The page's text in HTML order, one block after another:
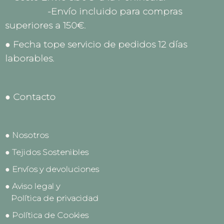
-Envío incluido para compras
superiores a 150€.
● Fecha tope servicio de pedidos 12 días
laborables.
● Contacto
● Nosotros
● Tejidos Sostenibles
● Envíos y devoluciones
● Aviso legal y
Política de privacidad
● Política de Cookies